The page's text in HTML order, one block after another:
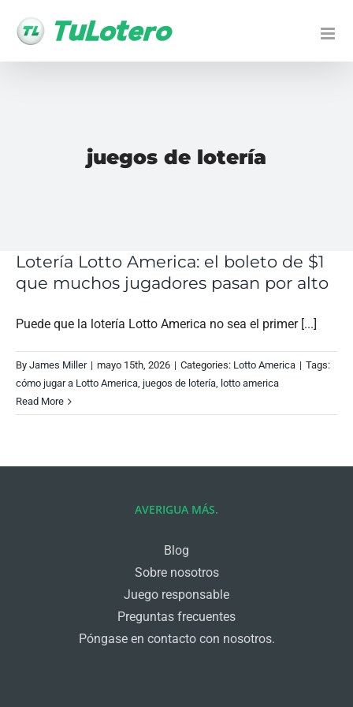
juegos de lotería
Lotería Lotto America: el boleto de $1
que muchos jugadores pasan por alto
Puede que la lotería Lotto America no sea el primer [...]
By James Miller | mayo 15th, 2026 | Categories: Lotto America | Tags:
cómo jugar a Lotto America, juegos de lotería, lotto america
Read More
AVERIGUA MÁS.
Blog
Sobre nosotros
Juego responsable
Preguntas frecuentes
Póngase en contacto con nosotros.